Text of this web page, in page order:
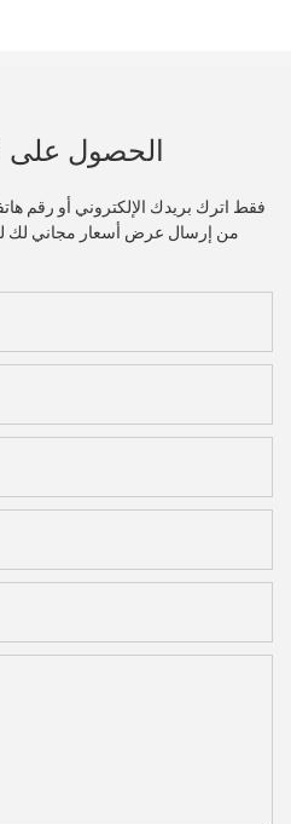
الحصول على
فقط اترك بريدك الإلكتروني أو رقم
من إرسال عرض أسعار مجاني لك